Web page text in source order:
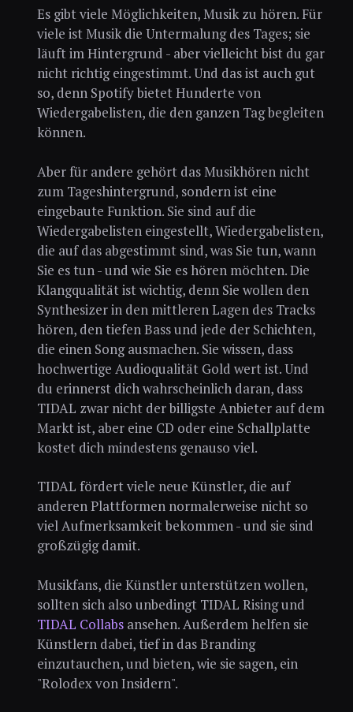
Es gibt viele Möglichkeiten, Musik zu hören. Für
viele ist Musik die Untermalung des Tages; sie
läuft im Hintergrund - aber vielleicht bist du gar
nicht richtig eingestimmt. Und das ist auch gut
so, denn Spotify bietet Hunderte von
Wiedergabelisten, die den ganzen Tag begleiten
können.
Aber für andere gehört das Musikhören nicht
zum Tageshintergrund, sondern ist eine
eingebaute Funktion. Sie sind auf die
Wiedergabelisten eingestellt, Wiedergabelisten,
die auf das abgestimmt sind, was Sie tun, wann
Sie es tun - und wie Sie es hören möchten. Die
Klangqualität ist wichtig, denn Sie wollen den
Synthesizer in den mittleren Lagen des Tracks
hören, den tiefen Bass und jede der Schichten,
die einen Song ausmachen. Sie wissen, dass
hochwertige Audioqualität Gold wert ist. Und
du erinnerst dich wahrscheinlich daran, dass
TIDAL zwar nicht der billigste Anbieter auf dem
Markt ist, aber eine CD oder eine Schallplatte
kostet dich mindestens genauso viel.
TIDAL fördert viele neue Künstler, die auf
anderen Plattformen normalerweise nicht so
viel Aufmerksamkeit bekommen - und sie sind
großzügig damit.
Musikfans, die Künstler unterstützen wollen,
sollten sich also unbedingt TIDAL Rising und
TIDAL Collabsansehen. Außerdem helfen sie
Künstlern dabei, tief in das Branding
einzutauchen, und bieten, wie sie sagen, ein
"Rolodex von Insidern".